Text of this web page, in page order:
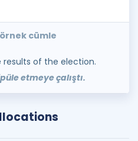
cümle
of the election.
etmeye çalıştı.